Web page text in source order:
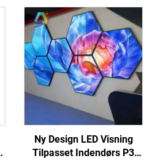
Ny Design LED Visning
Tilpasset Indendørs P3